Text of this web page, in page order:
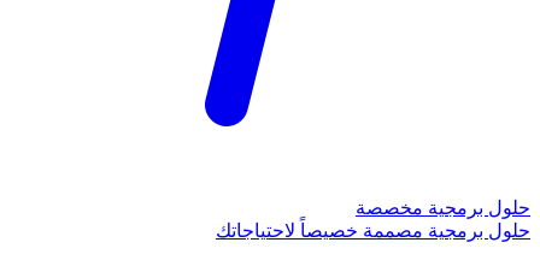
حلول برمجية مخصصة
حلول برمجية مصممة خصيصاً لاحتياجاتك